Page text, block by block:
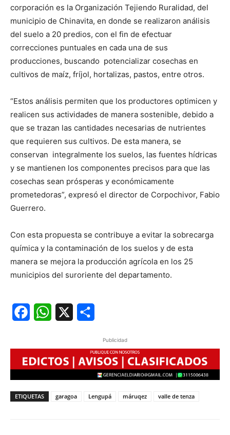
corporación es la Organización Tejiendo Ruralidad, del
municipio de Chinavita, en donde se realizaron análisis
del suelo a 20 predios, con el fin de efectuar
correcciones puntuales en cada una de sus
producciones, buscando potencializar cosechas en
cultivos de maíz, fríjol, hortalizas, pastos, entre otros.
“Estos análisis permiten que los productores optimicen y
realicen sus actividades de manera sostenible, debido a
que se trazan las cantidades necesarias de nutrientes
que requieren sus cultivos. De esta manera, se
conservan integralmente los suelos, las fuentes hídricas
y se mantienen los componentes precisos para que las
cosechas sean prósperas y económicamente
prometedoras”, expresó el director de Corpochivor, Fabio
Guerrero.
Con esta propuesta se contribuye a evitar la sobrecarga
química y la contaminación de los suelos y de esta
manera se mejora la producción agrícola en los 25
municipios del suroriente del departamento.
FacebookWhatsApp
Publicidad
ETIQUETAS garagoa Lengupá máruqez valle de tenza